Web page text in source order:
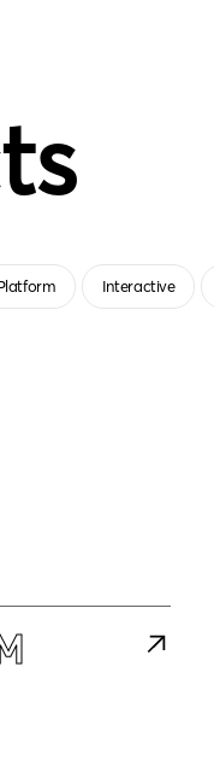
Interactive
Interactive